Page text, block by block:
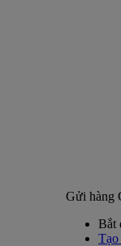
Gửi hàng
Bắt
Tạo